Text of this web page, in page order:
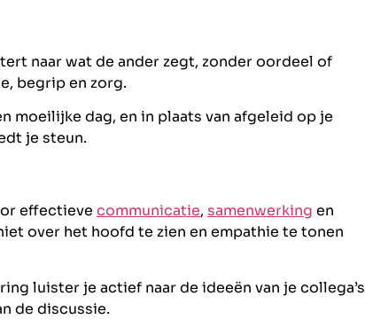
naar wat de ander zegt, zonder oordeel of
begrip en zorg.
moeilijke dag, en in plaats van afgeleid op je
je steun.
effectieve communicatie, samenwerking en
over het hoofd te zien en empathie te tonen
luister je actief naar de ideeën van je collega’s
de discussie.